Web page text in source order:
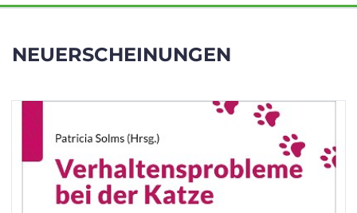
humboldt
Sale!
Service
NEUERSCHEINUNGEN